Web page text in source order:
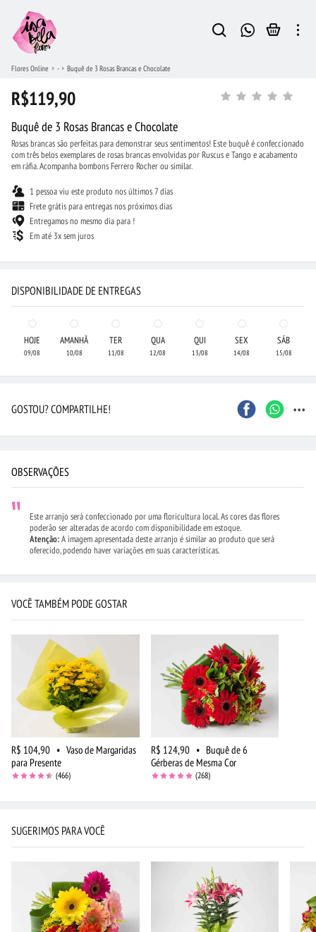
Flores Online - Buquê de 3 Rosas Brancas e Chocolate
R$119,90
Buquê de 3 Rosas Brancas e Chocolate
Rosas brancas são perfeitas para demonstrar seus sentimentos! Este buquê é confeccionado
com três belos exemplares de rosas brancas envolvidas por Ruscus e Tango e acabamento
em ráfia. Acompanha bombons Ferrero Rocher ou similar.
1 pessoa viu este produto nos últimos 7 dias
Frete grátis para entregas nos próximos dias
Entregamos no mesmo dia para !
Em até 3x sem juros
DISPONIBILIDADE DE ENTREGAS
HOJE
09/08
AMANHÃ
10/08
TER
11/08
QUA
12/08
QUI
13/08
SEX
14/08
SÁB
15/08
GOSTOU? COMPARTILHE! ...
OBSERVAÇÕES
Este arranjo será confeccionado por uma floricultura local. As cores das flores
poderão ser alteradas de acordo com disponibilidade em estoque.
Atenção:A imagem apresentada deste arranjo é similar ao produto que será
oferecido, podendo haver variações em suas características.
VOCÊ TAMBÉM PODE GOSTAR
R$ 104,90 • Vaso de Margaridas
para Presente
(466)
R$ 124,90 • Buquê de 6
Gérberas de Mesma Cor
(268)
SUGERIMOS PARA VOCÊ